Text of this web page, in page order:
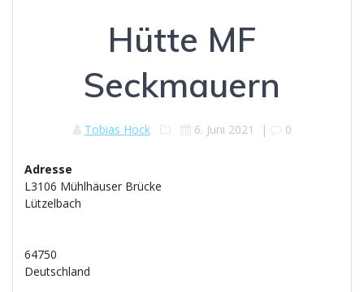
Hütte MF
Seckmauern
Tobias Hock 6. Juni 2021 | 0
Adresse
L3106 Mühlhäuser Brücke
Lützelbach
64750
Deutschland